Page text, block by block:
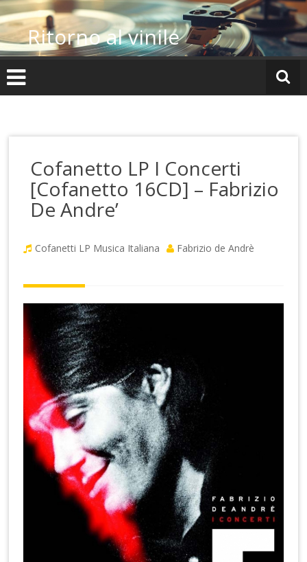
Vai
al
contenutoRitorno al vinile
Cofanetto LP I Concerti
[Cofanetto 16CD] – Fabrizio
De Andre’
Cofanetti LP Musica Italiana Fabrizio de Andrè